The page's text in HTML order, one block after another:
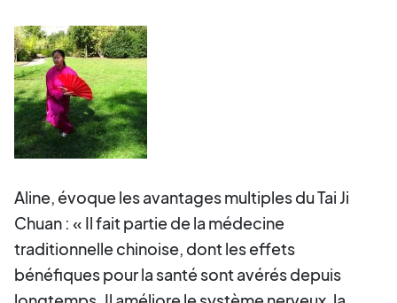
Aline, évoque les avantages multiples du Tai Ji
Chuan : « Il fait partie de la médecine
traditionnelle chinoise, dont les effets
bénéfiques pour la santé sont avérés depuis